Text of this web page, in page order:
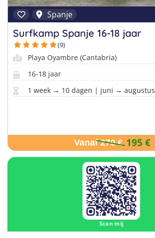
Spanje
Surfkamp Spanje 16-18 jaar
(9)
Playa Oyambre (Cantabria)
16-18 jaar
1 week → 10 dagen | juni → augustus
Vanaf 270 € 195 €
Scan mij